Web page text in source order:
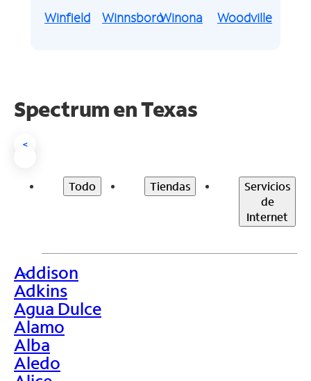
Winfield
WinnsboroWinona
Woodville
Spectrum enTexas
<
Todo Tiendas
Servicios
de
Internet
>
Addison
Adkins
Agua Dulce
Alamo
Alba
Aledo